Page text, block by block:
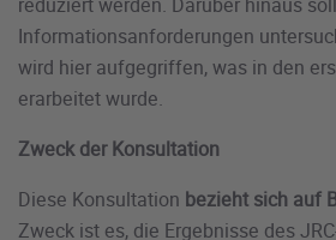
Informationsanforderungen
wird hier aufgegriffen, was in den
erarbeitet wurde.
Zweck der Konsultation
Diese Konsultation bezieht sich auf
Zweck ist es, die Ergebnisse des